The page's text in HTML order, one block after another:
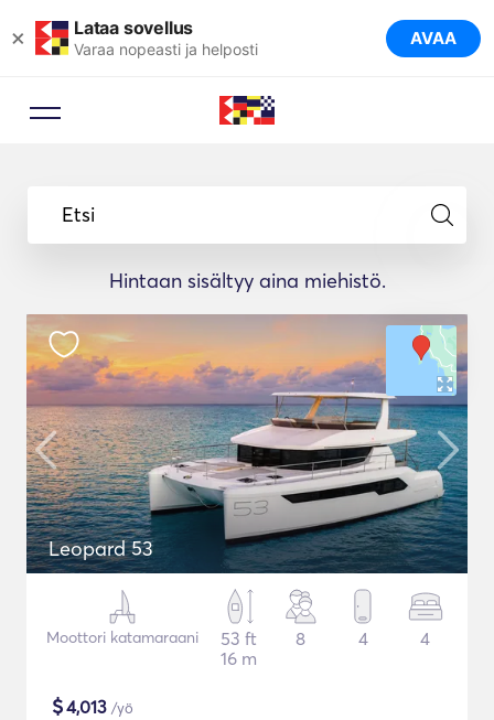
× Lataa sovellus
Varaa nopeasti ja helposti AVAA
Etsi
Hintaan sisältyy aina miehistö.
Leopard 53
Moottori katamaraani
53 ft
16 m
8 4 4
$4,013 /yö